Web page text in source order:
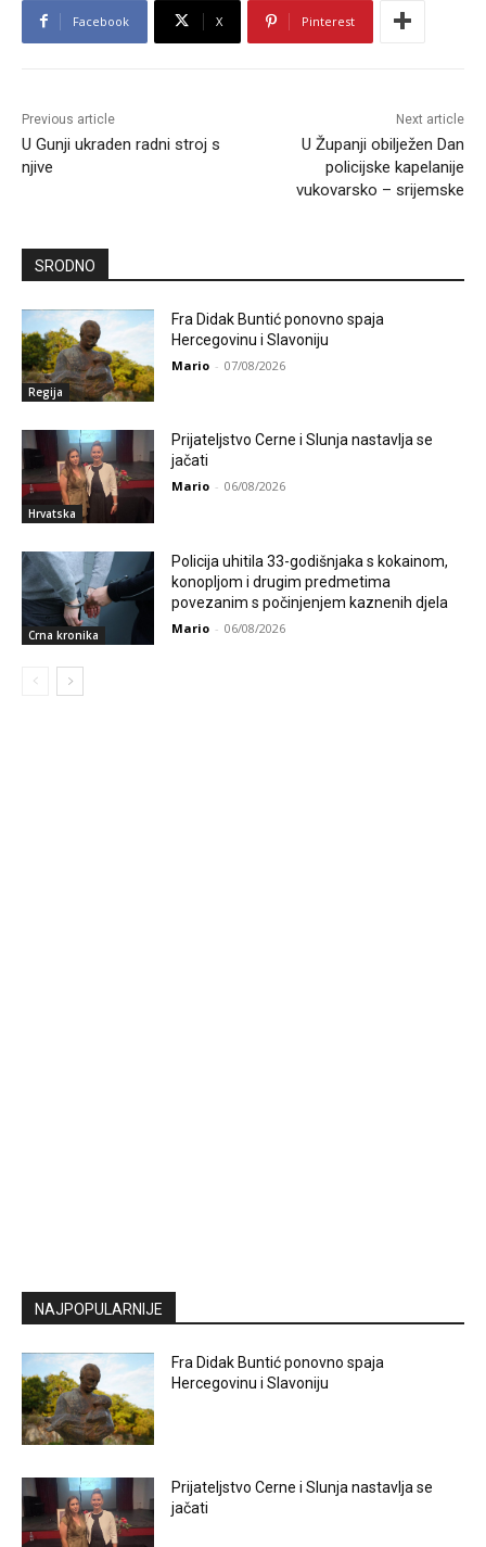
Facebook X Pinterest
Previous article
U Gunji ukraden radni stroj s
njive
Next article
U Županji obilježen Dan
policijske kapelanije
vukovarsko – srijemske
SRODNO
Regija
Fra Didak Buntić ponovno spaja
Hercegovinu i Slavoniju
Mario - 07/08/2026
Hrvatska
Prijateljstvo Cerne i Slunja nastavlja se
jačati
Mario - 06/08/2026
Crna kronika
Policija uhitila 33-godišnjaka s kokainom,
konopljom i drugim predmetima
povezanim s počinjenjem kaznenih djela
Mario - 06/08/2026
NAJPOPULARNIJE
Fra Didak Buntić ponovno spaja
Hercegovinu i Slavoniju
Prijateljstvo Cerne i Slunja nastavlja se
jačati